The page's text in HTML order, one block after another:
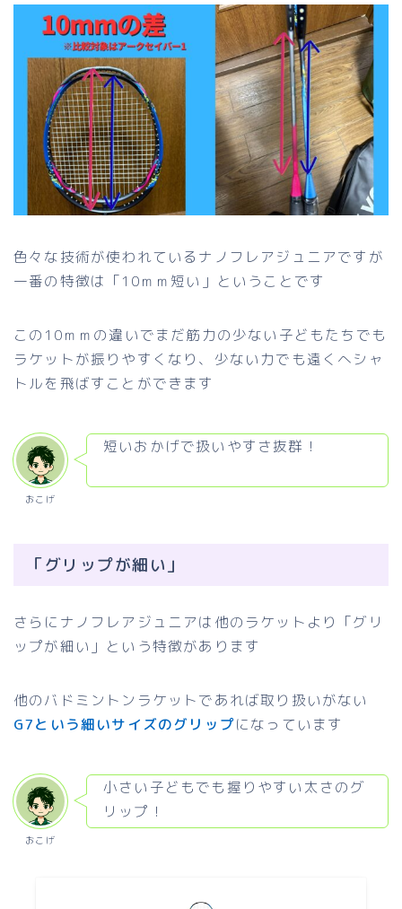
色々な技術が使われているナノフレアジュニアですが
一番の特徴は「10ｍｍ短い」ということです
この10ｍｍの違いでまだ筋力の少ない子どもたちでも
ラケットが振りやすくなり、少ない力でも遠くへシャ
トルを飛ばすことができます
おこげ
短いおかげで扱いやすさ抜群！
「グリップが細い」
さらにナノフレアジュニアは他のラケットより「グリ
ップが細い」という特徴があります
他のバドミントンラケットであれば取り扱いがない
G7という細いサイズのグリップになっています
おこげ
小さい子どもでも握りやすい太さのグ
リップ！